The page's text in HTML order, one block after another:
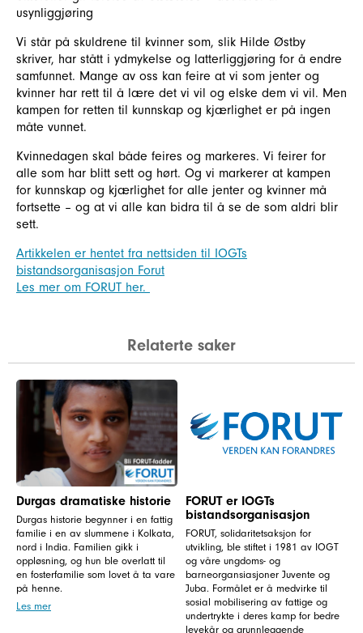
usynliggjøring
Vi står på skuldrene til kvinner som, slik Hilde Østby
skriver, har stått i ydmykelse og latterliggjøring for å endre
samfunnet. Mange av oss kan feire at vi som jenter og
kvinner har rett til å lære det vi vil og elske dem vi vil. Men
kampen for retten til kunnskap og kjærlighet er på ingen
måte vunnet.
Kvinnedagen skal både feires og markeres. Vi feirer for
alle som har blitt sett og hørt. Og vi markerer at kampen
for kunnskap og kjærlighet for alle jenter og kvinner må
fortsette – og at vi alle kan bidra til å se de som aldri blir
sett.
Artikkelen er hentet fra nettsiden til IOGTs
bistandsorganisasjon Forut
Les mer om FORUT her.
Relaterte saker
Durgas dramatiske historie
Durgas historie begynner i en fattig
familie i en av slummene i Kolkata,
nord i India. Familien gikk i
oppløsning, og hun ble overlatt til
en fosterfamilie som lovet å ta vare
på henne.
Les mer
FORUT er IOGTs
bistandsorganisasjon
FORUT, solidaritetsaksjon for
utvikling, ble stiftet i 1981 av IOGT
og våre ungdoms- og
barneorgansiasjoner Juvente og
Juba. Formålet er å medvirke til
sosial mobilisering av fattige og
undertrykte i deres kamp for bedre
levekår og grunnleggende